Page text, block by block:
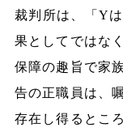
裁判所は、「Y
果としてではな
保障の趣旨で家
告の正職員は、
存在し得るとこ